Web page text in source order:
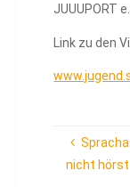
JUUUPORT
Link zu den
nicht hörst